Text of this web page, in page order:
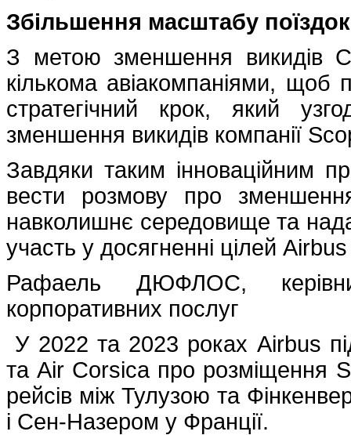
Збільшення масштабу поїздок
З метою зменшення викидів
кількома авіакомпаніями, щоб
стратегічний крок, який
зменшення викидів компанії
Завдяки таким інноваційним
вести розмову про
навколишнє середовище та
участь у досягненні цілей
Рафаель ДЮФЛОС,
корпоративних послуг
У 2022 та 2023 роках Airbus
та Air Corsica про розміщення
рейсів між Тулузою та
і Сен-Назером у Франції.